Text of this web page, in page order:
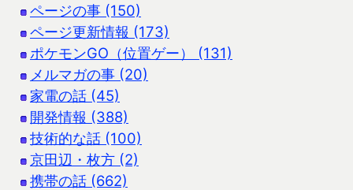
ページの事 (150)
ページ更新情報 (173)
ポケモンGO（位置ゲー） (131)
メルマガの事 (20)
家電の話 (45)
開発情報 (388)
技術的な話 (100)
京田辺・枚方 (2)
携帯の話 (662)